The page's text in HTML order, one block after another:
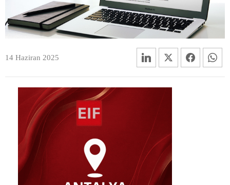
14 Haziran 2025